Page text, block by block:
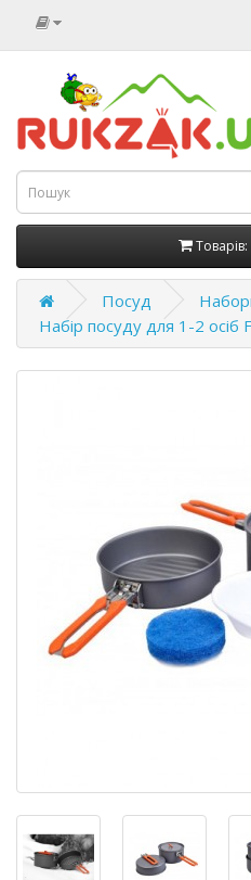
Посуд
Набір посуду для 1-2 осіб